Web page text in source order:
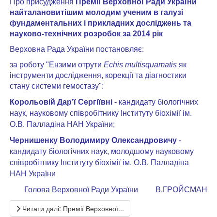
Про присудження
Премії Верховної Ради України
найталановитішим молодим ученим в галузі
фундаментальних і прикладних досліджень та
науково-технічних розробок за 2014 рік
Верховна Рада України постановляє:
за роботу "Ензими отрути Echis multisquamatis як
інструменти дослідження, корекції та діагностики
стану системи гемостазу":
Корольовій Дар’ї Сергіївні - кандидату біологічних
наук, науковому співробітнику Інституту біохімії ім.
О.В. Палладіна НАН України;
Чернишенку Володимиру Олександровичу -
кандидату біологічних наук, молодшому науковому
співробітнику Інституту біохімії ім. О.В. Палладіна
НАН України
Голова Верховної Ради України
В.ГРОЙСМАН
Читати далі: Премії Верховної...